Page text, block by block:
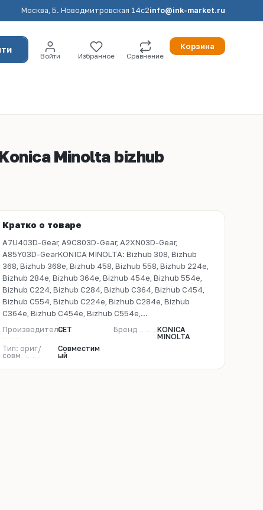
Москва, Б. Новодмитровская 14с2info@ink-market.ru
Войти Избранное Сравнение
Корзина
Minolta bizhub
Кратко о товаре
A7U403D-Gear, A9C803D-Gear, A2XN03D-Gear,
A85Y03D-GearKONICA MINOLTA: Bizhub 308, Bizhub
368, Bizhub 368e, Bizhub 458, Bizhub 558, Bizhub 224e,
Bizhub 284e, Bizhub 364e, Bizhub 454e, Bizhub 554e,
Bizhub C224, Bizhub C284, Bizhub C364, Bizhub C454,
Bizhub C554, Bizhub C224e, Bizhub C284e, Bizhub
C364e, Bizhub C454e, Bizhub C554e,...
ПроизводительCET Бренд
KONICA
MINOLTA
Тип: ориг/
совм
Совместим
ый